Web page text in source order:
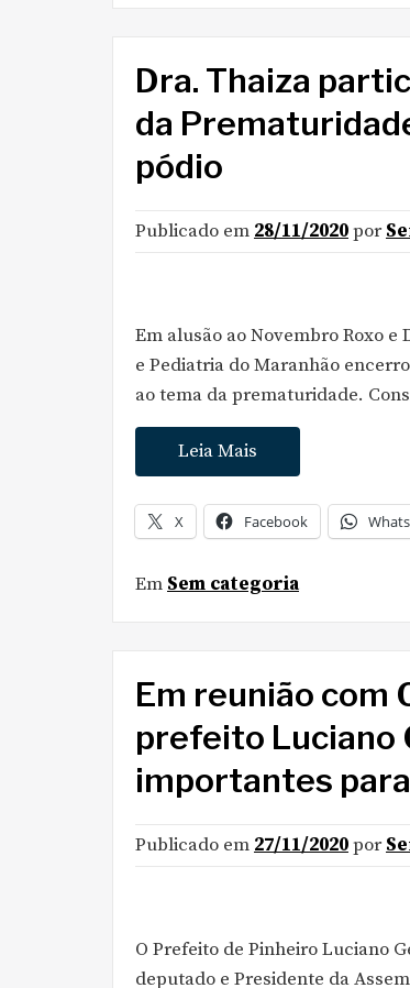
Dra. Thaiza
da
pódio
Publicado em 28/11/2020por
Em alusão ao Novembro Roxo
e Pediatria do Maranhão
ao tema da prematuridade.
Leia Mais
X Facebook
Em Sem categoria
Em reunião com
prefeito Luciano
importantes
Publicado em 27/11/2020por
O Prefeito de Pinheiro Luciano
deputado e Presidente da